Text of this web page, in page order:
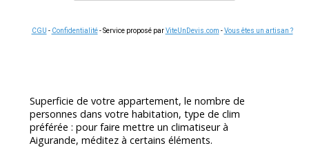
CGU - Confidentialité- Service proposé parViteUnDevis.com -Vous êtes un artisan ?
Superficie de votre appartement, le nombre de
personnes dans votre habitation, type de clim
préférée : pour faire mettre un climatiseur à
Aigurande, méditez à certains éléments.